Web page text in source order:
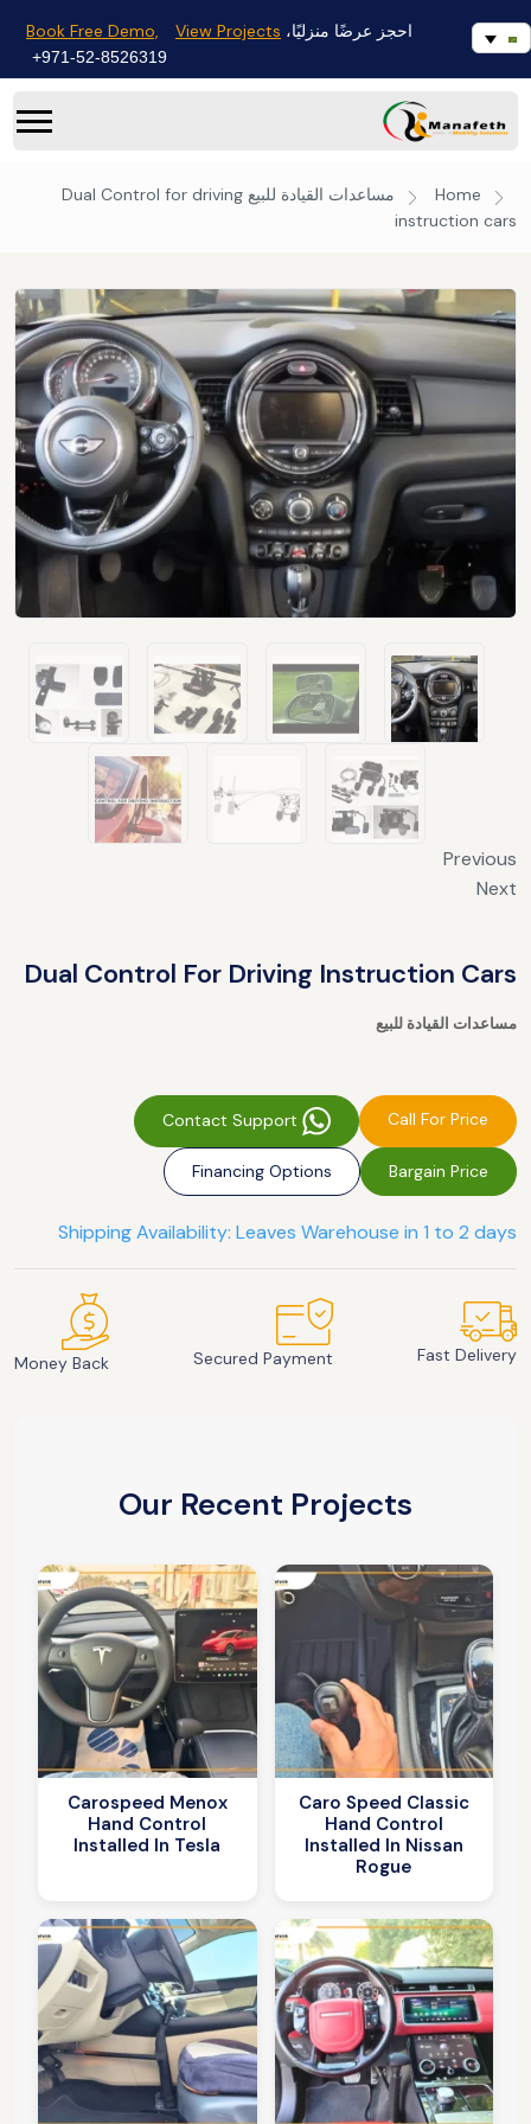
احجز عرضًا منزليًا، Book Free Demo, View Projects
971-52-8526319+
Home مساعدات القيادة للبيع Dual Control for driving
instruction cars
Previous
Next
Dual Control For Driving Instruction Cars
مساعدات القيادة للبيع
Call For Price
Bargain Price
Financing Options
Shipping Availability: Leaves Warehouse in 1 to 2 days
Fast Delivery
Secured Payment
Money Back
Our Recent Projects
Caro Speed Classic
Hand Control
Installed In Nissan
Rogue
Carospeed Menox
Hand Control
Installed In Tesla